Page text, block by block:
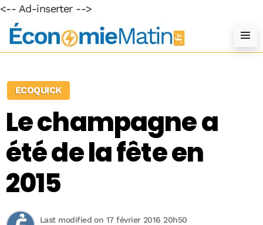
<-- Ad-inserter -->
ECOQUICK
Le champagne a
été de la fête en
2015
Last modified on 17 février 2016 20h50